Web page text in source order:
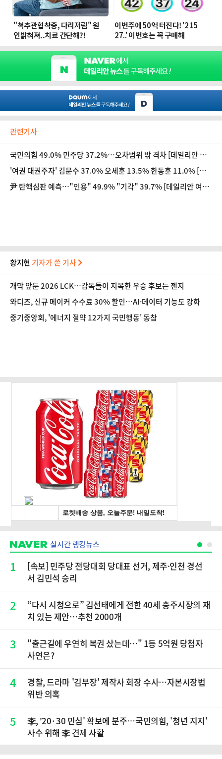
관련기사
국민의힘 49.0% 민주당 37.2%…오차범위 밖 격차 [데일리안 여
론조사]
'여권 대권주자' 김문수 37.0% 오세훈 13.5% 한동훈 11.0% [데
일리안 여론조사]
尹 탄핵심판 예측…"인용" 49.9% "기각" 39.7% [데일리안 여론
황지현 기자가 쓴 기사
개막 앞둔 2026 LCK…감독들이 지목한 우승 후보는 젠지
와디즈, 신규 메이커 수수료 30% 할인…AI·데이터 기능도 강화
중기중앙회, '에너지 절약 12가지 국민행동' 동참
실시간 랭킹뉴스
1
[속보] 민주당 전당대회 당대표 선거, 제주·인천 경선
서 김민석 승리
2
“다시 시청으로” 김선태에게 전한 40세 충주시장의 재
치 있는 제안…추천 2000개
3
"출근길에 우연히 복권 샀는데…" 1등 5억원 당첨자
사연은?
4
경찰, 드라마 '김부장' 제작사 회장 수사…자본시장법
위반 의혹
5
李, '20·30 민심' 확보에 분주…국민의힘, '청년 지지'
사수 위해 李 견제 사활